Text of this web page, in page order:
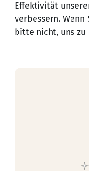
Effektivität
verbessern. Wenn
bitte nicht, uns